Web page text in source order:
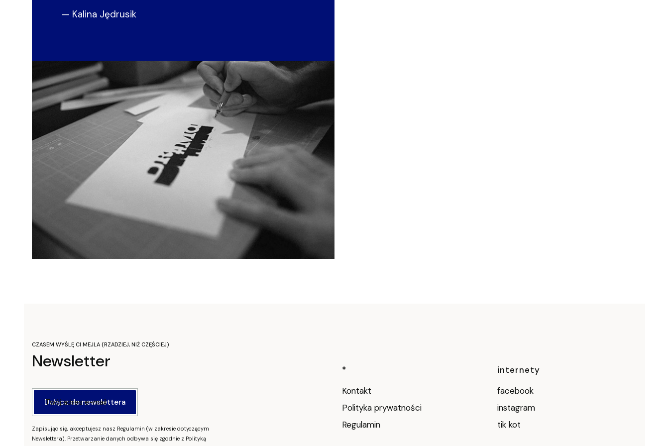
— Kalina Jędrusik
CZASEM WYŚLĘ CI MEJLA (RZADZIEJ, NIŻ CZĘŚCIEJ)
Newsletter
Twój adres e-mail
Dołącz do newslettera
Zapisując się, akceptujesz nasz Regulamin (w zakresie dotyczącym
Newslettera). Przetwarzanie danych odbywa się zgodnie z Polityką
Linki w stopce
*
Kontakt
Polityka prywatności
Regulamin
internety
facebook
instagram
tik kot